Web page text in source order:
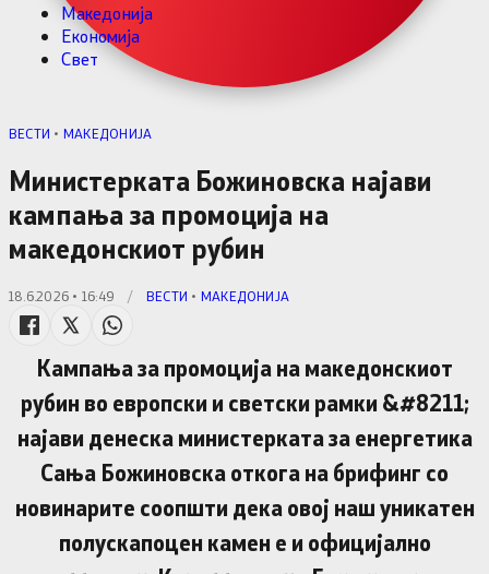
Македонија
Економија
Свет
ВЕСТИ • МАКЕДОНИЈА
Министерката Божиновска најави
кампања за промоција на
македонскиот рубин
18.6.2026 • 16:49 / ВЕСТИ • МАКЕДОНИЈА
Кампања за промоција на македонскиот
рубин во европски и светски рамки &#8211;
најави денеска министерката за енергетика
Сања Божиновска откога на брифинг со
новинарите соопшти дека овој наш уникатен
полускапоцен камен е и официјално